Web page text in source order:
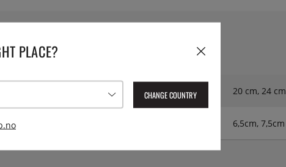
Perfekt
Diameter: 20 cm, 24 cm
6,5cm, 7,5cm
PLACE?
CHANGE COUNTRY